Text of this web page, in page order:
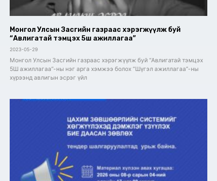
Монгол Улсын Засгийн газраас хэрэгжүүлж буй
“Авлигатай тэмцэх 5ш ажиллагаа”
2023-05-29
Монгол Улсын Засгийн газраас хэрэгжүүлж буй “Авлигатай тэмцэх
5Ш ажиллагаа”-ны нэг арга хэмжээ болох “Шүгэл ажиллагаа”-ны
хүрээнд авлигын эсрэг үйл